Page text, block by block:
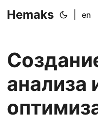
Hemaks en
анализа